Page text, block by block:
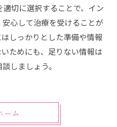
切に選択することで、イン
心して治療を受けることが
しっかりとした準備や情報
ためにも、足りない情報は
しましょう。
ーム